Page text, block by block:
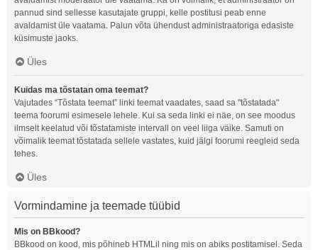
pannud sind sellesse kasutajate gruppi, kelle postitusi peab enne
avaldamist üle vaatama. Palun võta ühendust administraatoriga edasiste
küsimuste jaoks.
Üles
Kuidas ma tõstatan oma teemat?
Vajutades “Tõstata teemat” linki teemat vaadates, saad sa "tõstatada"
teema foorumi esimesele lehele. Kui sa seda linki ei näe, on see moodus
ilmselt keelatud või tõstatamiste intervall on veel liiga väike. Samuti on
võimalik teemat tõstatada sellele vastates, kuid jälgi foorumi reegleid seda
tehes.
Üles
Vormindamine ja teemade tüübid
Mis on BBkood?
BBkood on kood, mis põhineb HTMLil ning mis on abiks postitamisel. Seda